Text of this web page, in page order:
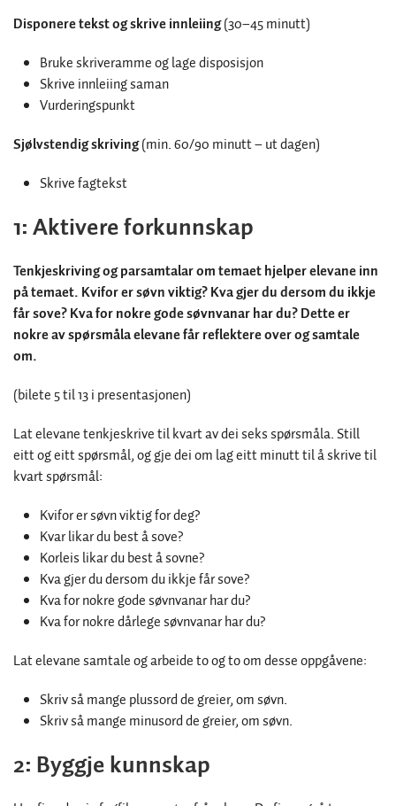
Disponere tekst og skrive innleiing(30–45 minutt)
Bruke skriveramme og lage disposisjon
Skrive innleiing saman
Vurderingspunkt
Sjølvstendig skriving(min. 60/90 minutt – ut dagen)
Skrive fagtekst
1: Aktivere forkunnskap
Tenkjeskriving og parsamtalar om temaet hjelper elevane inn
på temaet. Kvifor er søvn viktig? Kva gjer du dersom du ikkje
får sove? Kva for nokre gode søvnvanar har du? Dette er
nokre av spørsmåla elevane får reflektere over og samtale
om.
(bilete 5 til 13 i presentasjonen)
Lat elevane tenkjeskrive til kvart av dei seks spørsmåla. Still
eitt og eitt spørsmål, og gje dei om lag eitt minutt til å skrive til
kvart spørsmål:
Kvifor er søvn viktig for deg?
Kvar likar du best å sove?
Korleis likar du best å sovne?
Kva gjer du dersom du ikkje får sove?
Kva for nokre gode søvnvanar har du?
Kva for nokre dårlege søvnvanar har du?
Lat elevane samtale og arbeide to og to om desse oppgåvene:
Skriv så mange plussord de greier, om søvn.
Skriv så mange minusord de greier, om søvn.
2: Byggje kunnskap